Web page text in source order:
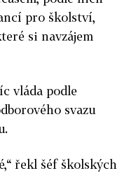
pro školství,
si navzájem
vláda podle
svazu
řekl šéf školských